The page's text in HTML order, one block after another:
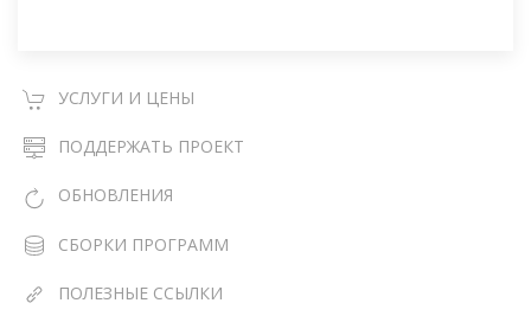
УСЛУГИ И ЦЕНЫ
ПОДДЕРЖАТЬ ПРОЕКТ
ОБНОВЛЕНИЯ
СБОРКИ ПРОГРАММ
ПОЛЕЗНЫЕ ССЫЛКИ